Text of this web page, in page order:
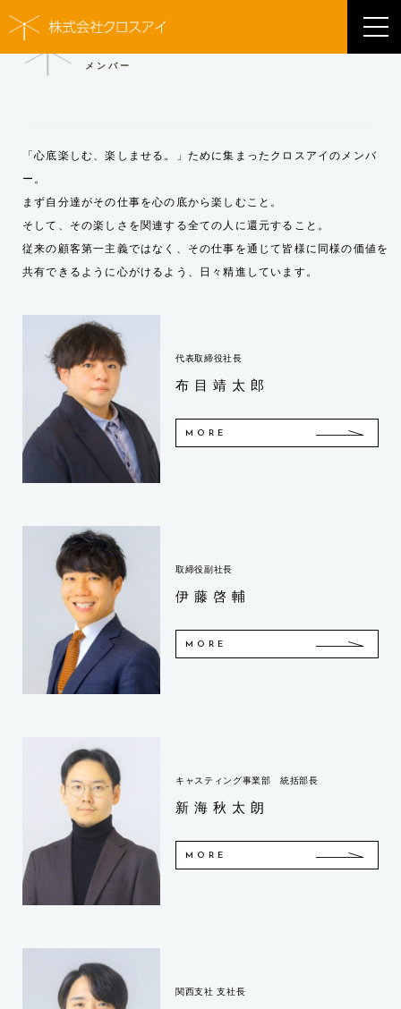
MEMBER
メンバー
「心底楽しむ、楽しませる。」ために集まったクロスアイのメンバ
ー。
まず自分達がその仕事を心の底から楽しむこと。
そして、その楽しさを関連する全ての人に還元すること。
従来の顧客第一主義ではなく、その仕事を通じて皆様に同様の価値を
共有できるように心がけるよう、日々精進しています。
代表取締役社長
布目靖太郎
MORE
取締役副社長
伊藤啓輔
MORE
キャスティング事業部 統括部長
新海秋太朗
MORE
関西支社 支社長